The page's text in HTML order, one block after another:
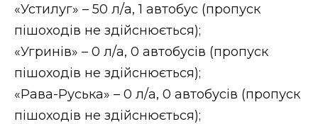
ФОТО
ВІДЕО
«Устилуг» – 50 л/а, 1 автобус (пропуск
пішоходів не здійснюється);
«Угринів» – 0 л/а, 0 автобусів (пропуск
пішоходів не здійснюється);
«Рава-Руська» – 0 л/а, 0 автобусів (пропуск
пішоходів не здійснюється);